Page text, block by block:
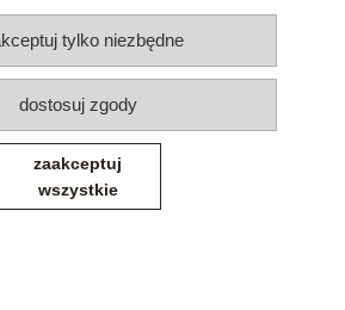
Informacje
prawa zastrzeżone - Producent Mebli
tylko niezbędne
dostosuj zgody
zaakceptuj
wszystkie